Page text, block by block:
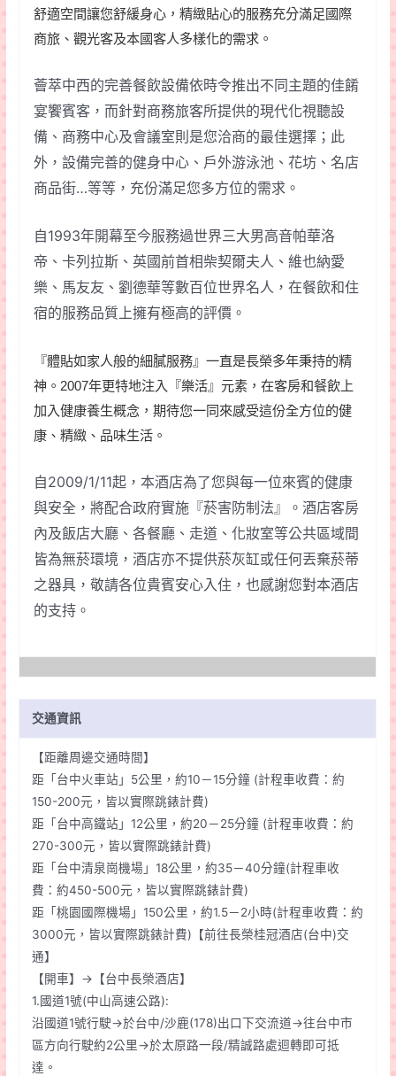
舒適空間讓您舒緩身心，精緻貼心的服務充分滿足國際
商旅、觀光客及本國客人多樣化的需求。
薈萃中西的完善餐飲設備依時令推出不同主題的佳餚
宴饗賓客，而針對商務旅客所提供的現代化視聽設
備、商務中心及會議室則是您洽商的最佳選擇；此
外，設備完善的健身中心、戶外游泳池、花坊、名店
商品街…等等，充份滿足您多方位的需求。
自1993年開幕至今服務過世界三大男高音帕華洛
帝、卡列拉斯、英國前首相柴契爾夫人、維也納愛
樂、馬友友、劉德華等數百位世界名人，在餐飲和住
宿的服務品質上擁有極高的評價。
『體貼如家人般的細膩服務』一直是長榮多年秉持的精
神。2007年更特地注入『樂活』元素，在客房和餐飲上
加入健康養生概念，期待您一同來感受這份全方位的健
康、精緻、品味生活。
自2009/1/11起，本酒店為了您與每一位來賓的健康
與安全，將配合政府實施『菸害防制法』。酒店客房
內及飯店大廳、各餐廳、走道、化妝室等公共區域間
皆為無菸環境，酒店亦不提供菸灰缸或任何丟棄菸蒂
之器具，敬請各位貴賓安心入住，也感謝您對本酒店
的支持。
交通資訊
【距離周邊交通時間】
距「台中火車站」5公里，約10－15分鐘 (計程車收費：約
150-200元，皆以實際跳錶計費)
距「台中高鐵站」12公里，約20－25分鐘 (計程車收費：約
270-300元，皆以實際跳錶計費)
距「台中清泉崗機場」18公里，約35－40分鐘(計程車收
費：約450-500元，皆以實際跳錶計費)
距「桃園國際機場」150公里，約1.5－2小時(計程車收費：約
3000元，皆以實際跳錶計費)【前往長榮桂冠酒店(台中)交
通】
【開車】→【台中長榮酒店】
1.國道1號(中山高速公路):
沿國道1號行駛→於台中/沙鹿(178)出口下交流道→往台中市
區方向行駛約2公里→於太原路一段/精誠路處迴轉即可抵
達。